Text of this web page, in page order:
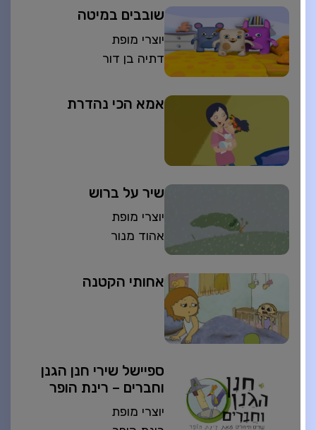
שובבים במיטה
יוצרי מופת
דתיה בן דור
אמא הכי נהדרת
שיר על ברוש
יוצרי מופת
אהוד מנור
אחותי הקטנה
ספיישל שירי חנן הגנן
וחברים – רינת הופר
יוצרי מופת